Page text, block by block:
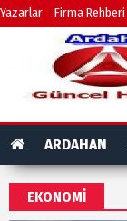
Yazarlar Firma Rehberi
ARDAHAN
EKONOMİ